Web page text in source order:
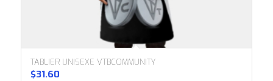
TABLIER UNISEXE VTBCOMMUNITY
$31.60